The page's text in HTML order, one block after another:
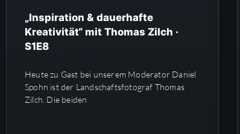
„Inspiration & dauerhafte
Kreativität“ mit Thomas Zilch ·
S1E8
Heute zu Gast bei unserem Moderator Daniel
Spohn ist der Landschaftsfotograf Thomas
Zilch. Die beiden